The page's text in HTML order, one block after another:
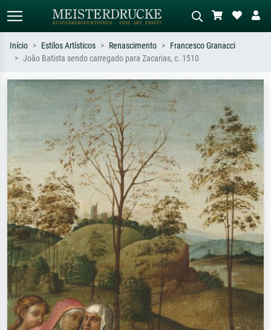
Pesquise por artista, título ou estilo –
ex: Monet, Noite Estrelada,
impressionismo, onda de Hokusai, nu.
Descreva a cena – ex: prado verde,
abstrato com muito vermelho, pintura
a óleo escura, nu em pé ao lado de
uma árvore.
Início Estilos Artísticos Renascimento
Francesco Granacci
João Batista sendo carregado para Zacarias, c. 1510